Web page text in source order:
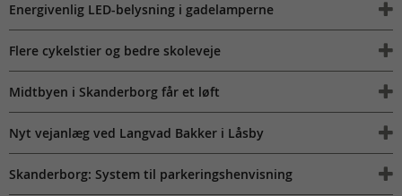
Energivenlig LED-belysning i gadelamperne
Flere cykelstier og bedre skoleveje
Midtbyen i Skanderborg får et løft
Nyt vejanlæg ved Langvad Bakker i Låsby
Skanderborg: System til parkeringshenvisning